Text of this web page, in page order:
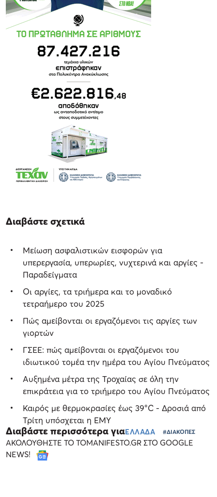
Διαβάστε σχετικά
Μείωση ασφαλιστικών εισφορών για
υπερεργασία, υπερωρίες, νυχτερινά και αργίες -
Παραδείγματα
Οι αργίες, τα τριήμερα και το μοναδικό
τετραήμερο του 2025
Πώς αμείβονται οι εργαζόμενοι τις αργίες των
γιορτών
ΓΣΕΕ: πώς αμείβονται οι εργαζόμενοι του
ιδιωτικού τομέα την ημέρα του Αγίου Πνεύματος
Αυξημένα μέτρα της Τροχαίας σε όλη την
επικράτεια για το τριήμερο του Αγίου Πνεύματος
Καιρός με θερμοκρασίες έως 39°C - Δροσιά από
Τρίτη υπόσχεται η ΕΜΥ
Διαβάστε περισσότερα γιαΕΛΛΑΔΑ #ΔΙΑΚΟΠΕΣ
ΑΚΟΛΟΥΘΗΣΤΕ ΤΟ TOMANIFESTO.GR ΣΤΟ GOOGLE
NEWS!